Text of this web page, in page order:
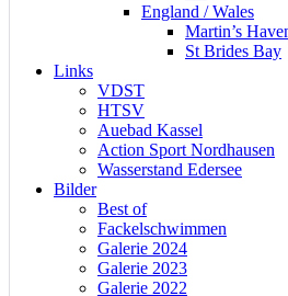
England / Wales
Martin’s
St Brides Bay
Links
VDST
HTSV
Auebad Kassel
Action Sport Nordhausen
Wasserstand Edersee
Bilder
Best of
Fackelschwimmen
Galerie 2024
Galerie 2023
Galerie 2022